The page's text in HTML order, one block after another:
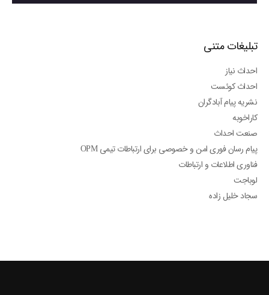
تبلیغات متنی
احداث نیاز
احداث کوئست
نشریه پیام آبادگران
کاراخوبه
صنعت احداث
پیام رسان فوری امن و خصوصی برای ارتباطات تیمی OPM
فناوری اطلاعات و ارتباطات
لوباجت
سجاد خلیل زاده